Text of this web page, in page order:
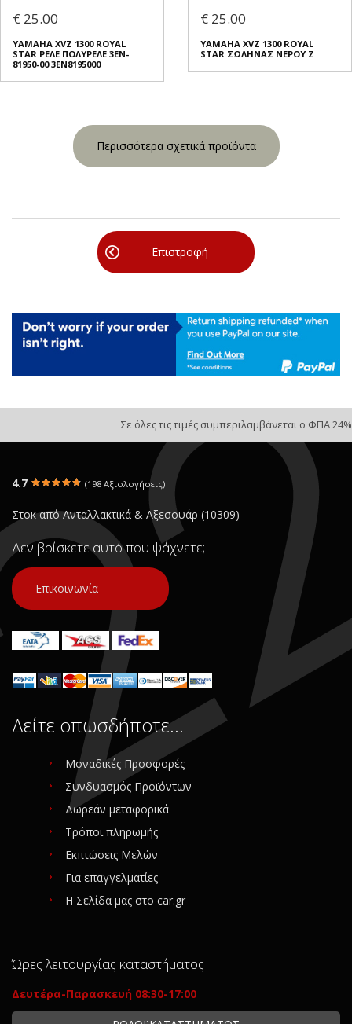
€ 25.00
YAMAHA XVZ 1300 ROYAL
STAR ΡΕΛΕ ΠΟΛΥΡΕΛΕ 3EN-
81950-00 3EN8195000
€ 25.00
YAMAHA XVZ 1300 ROYAL
STAR ΣΩΛΗΝΑΣ ΝΕΡΟΥ Ζ
Περισσότερα σχετικά προϊόντα
Επιστροφή
Σε όλες τις τιμές συμπεριλαμβάνεται ο ΦΠΑ 24%
4.7 (198 Αξιολογήσεις)
Στοκ από Ανταλλακτικά & Αξεσουάρ (10309)
Δεν βρίσκετε αυτό που ψάχνετε;
Επικοινωνία
Δείτε οπωσδήποτε…
Μοναδικές Προσφορές
Συνδυασμός Προϊόντων
Δωρεάν μεταφορικά
Τρόποι πληρωμής
Εκπτώσεις Μελών
Για επαγγελματίες
Η Σελίδα μας στο car.gr
Ώρες λειτουργίας καταστήματος
Δευτέρα-Παρασκευή 08:30-17:00